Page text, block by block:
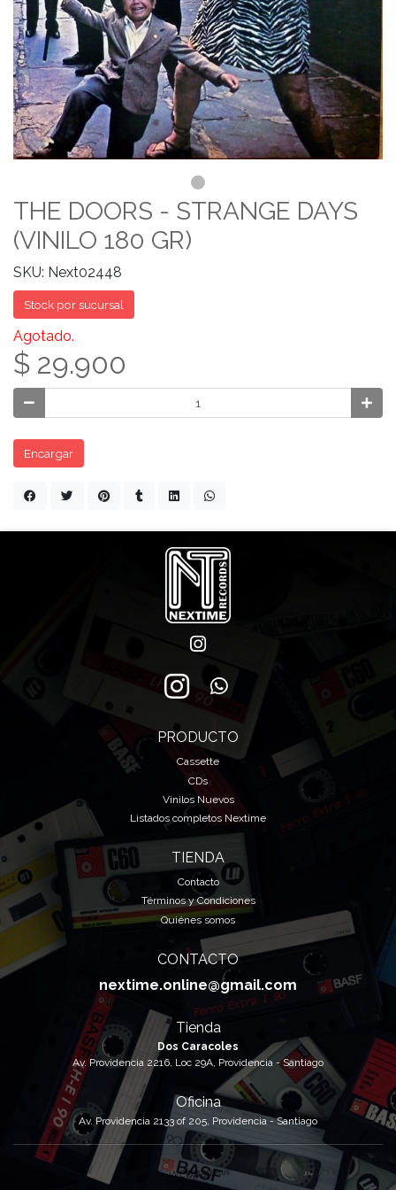
THE DOORS - STRANGE DAYS
(VINILO 180 GR)
SKU: Next02448
Stock por sucursal
Agotado.
$ 29.900
Encargar
PRODUCTO
Cassette
CDs
Vinilos Nuevos
Listados completos Nextime
TIENDA
Contacto
Términos y Condiciones
Quiénes somos
CONTACTO
nextime.online@gmail.com
Tienda
Dos Caracoles
Av. Providencia 2216, Loc 29A, Providencia - Santiago
Oficina
Av. Providencia 2133 of 205, Providencia - Santiago